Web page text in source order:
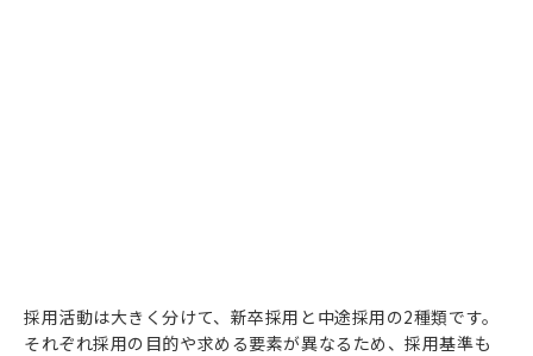
採用活動は大きく分けて、新卒採用と中途採用の2種類です。
それぞれ採用の目的や求める要素が異なるため、採用基準も